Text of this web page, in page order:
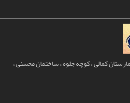
کمالی ، کوچه جلوه ، ساختمان محسنی ،